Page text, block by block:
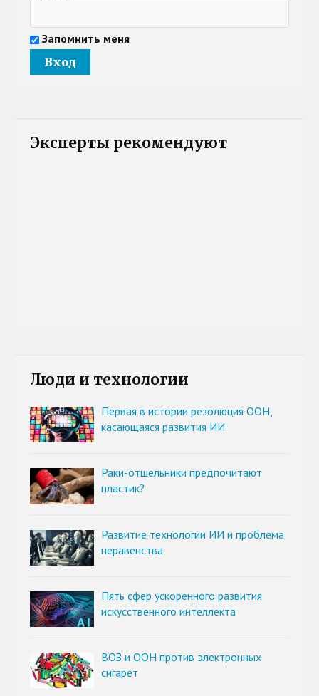
Запомнить меня
Эксперты рекомендуют
Люди и технологии
Первая в истории резолюция ООН,
касающаяся развития ИИ
Раки-отшельники предпочитают
пластик?
Развитие технологии ИИ и проблема
неравенства
Пять сфер ускоренного развития
искусственного интеллекта
ВОЗ и ООН против электронных
сигарет